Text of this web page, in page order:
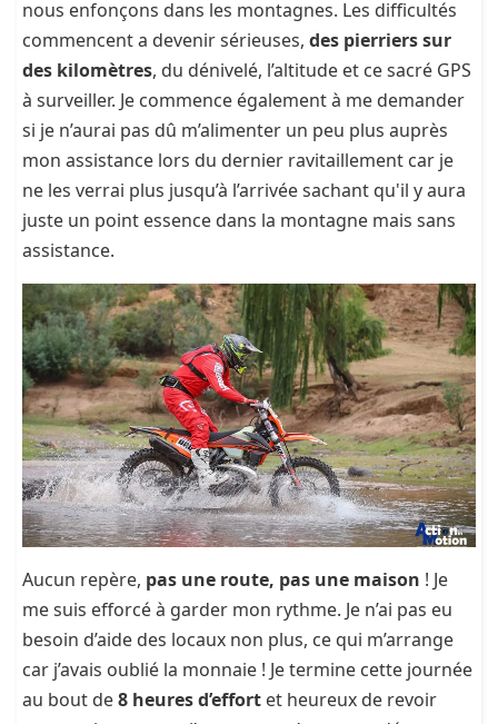
nous enfonçons dans les montagnes. Les difficultés
commencent a devenir sérieuses, des pierriers sur
des kilomètres, du dénivelé, l’altitude et ce sacré GPS
à surveiller. Je commence également à me demander
si je n’aurai pas dû m’alimenter un peu plus auprès
mon assistance lors du dernier ravitaillement car je
ne les verrai plus jusqu’à l’arrivée sachant qu'il y aura
juste un point essence dans la montagne mais sans
assistance.
Aucun repère, pas une route, pas une maison ! Je
me suis efforcé à garder mon rythme. Je n’ai pas eu
besoin d’aide des locaux non plus, ce qui m’arrange
car j’avais oublié la monnaie ! Je termine cette journée
au bout de8 heures d’effort et heureux de revoir